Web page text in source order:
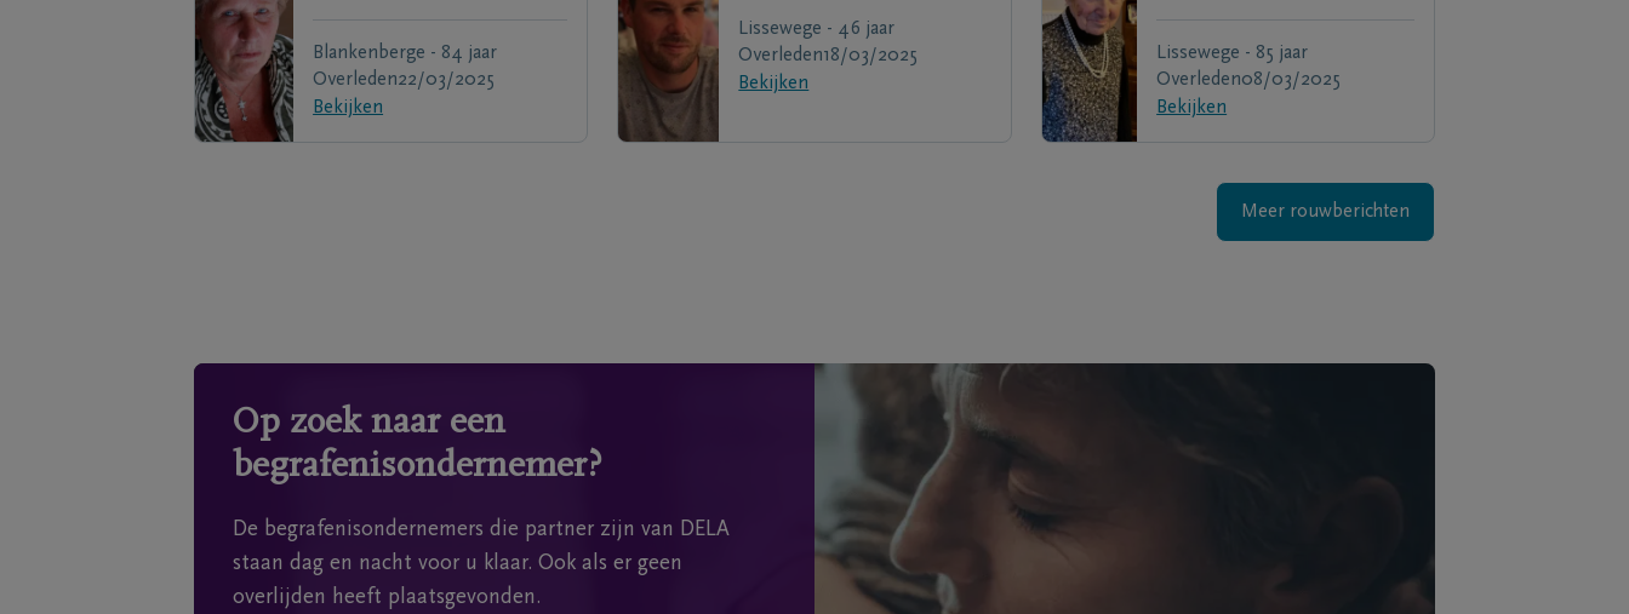
Blankenberge - 84 jaar
Overleden22/03/2025
Bekijken
Lissewege - 46 jaar
Overleden18/03/2025
Bekijken
Lissewege - 85 jaar
Overleden08/03/2025
Bekijken
Meer rouwberichten
Op zoek naar een
begrafenisondernemer?
De begrafenisondernemers die partner zijn van DELA
staan dag en nacht voor u klaar. Ook als er geen
overlijden heeft plaatsgevonden.